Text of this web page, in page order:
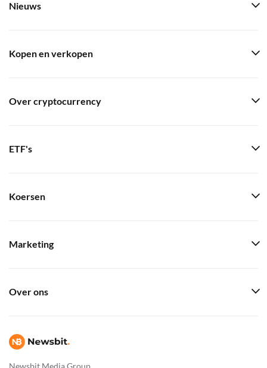
Newsbit Media Group
Nieuws
Kopen en verkopen
Over cryptocurrency
ETF's
Koersen
Marketing
Over ons